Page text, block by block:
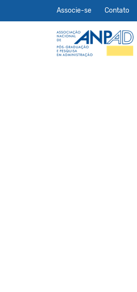
Associe-se Contato